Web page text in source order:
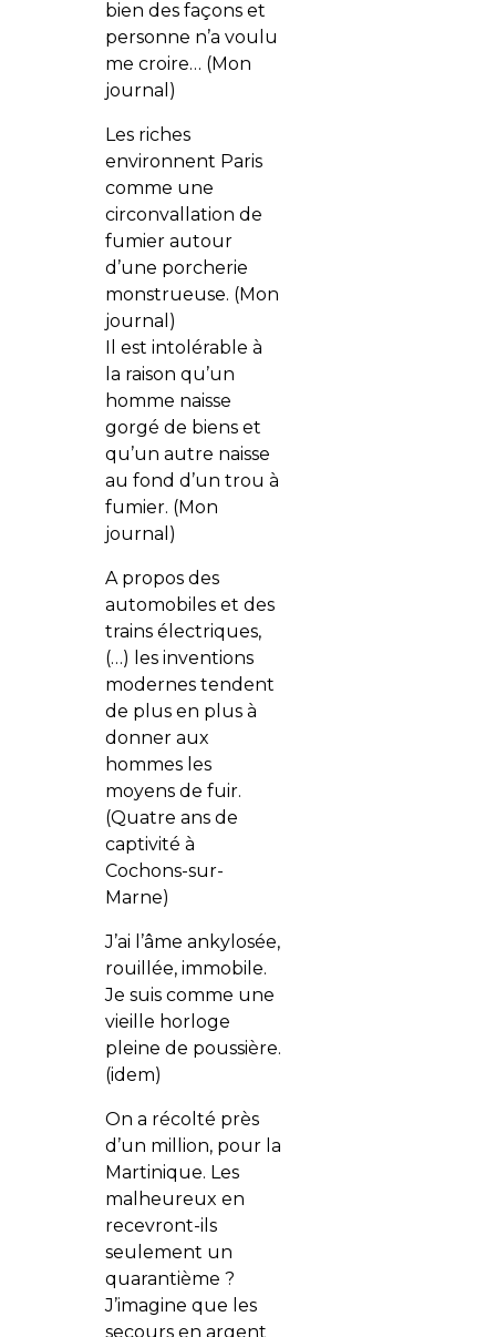
bien des façons et
personne n’a voulu
me croire… (Mon
journal)
Les riches
environnent Paris
comme une
circonvallation de
fumier autour
d’une porcherie
monstrueuse. (Mon
journal)
Il est intolérable à
la raison qu’un
homme naisse
gorgé de biens et
qu’un autre naisse
au fond d’un trou à
fumier. (Mon
journal)
A propos des
automobiles et des
trains électriques,
(…) les inventions
modernes tendent
de plus en plus à
donner aux
hommes les
moyens de fuir.
(Quatre ans de
captivité à
Cochons-sur-
Marne)
J’ai l’âme ankylosée,
rouillée, immobile.
Je suis comme une
vieille horloge
pleine de poussière.
(idem)
On a récolté près
d’un million, pour la
Martinique. Les
malheureux en
recevront-ils
seulement un
quarantième ?
J’imagine que les
secours en argent